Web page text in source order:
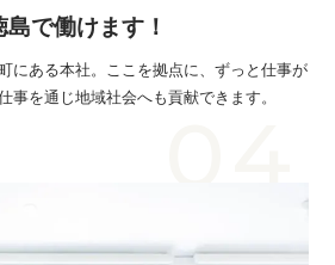
で働けます！
にある本社。ここを拠点に、ずっと仕事が
事を通じ地域社会へも貢献できます。